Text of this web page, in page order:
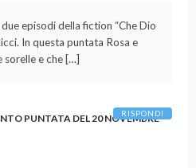
episodi della fiction “Che Dio
In questa puntata Rosa e
sorelle e che […]
PUNTATA DEL 20 NOVEMBRE
RISPONDI